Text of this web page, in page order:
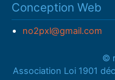
Conception Web
no2pxl@gmail.com
©
Association Loi 1901